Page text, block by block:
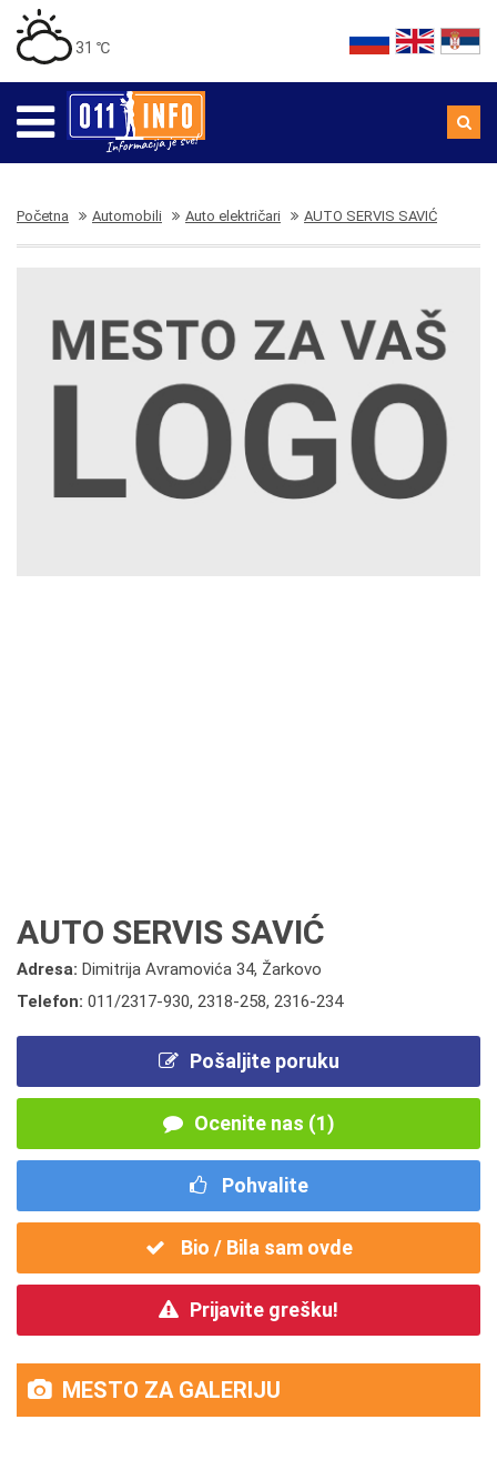
31 ℃
Početna Automobili Auto električari AUTO SERVIS SAVIĆ
AUTO SERVIS SAVIĆ
Adresa: Dimitrija Avramovića 34, Žarkovo
Telefon: 011/2317-930, 2318-258, 2316-234
Pošaljite poruku
Ocenite nas (1)
Pohvalite
Bio / Bila sam ovde
Prijavite grešku!
MESTO ZA GALERIJU